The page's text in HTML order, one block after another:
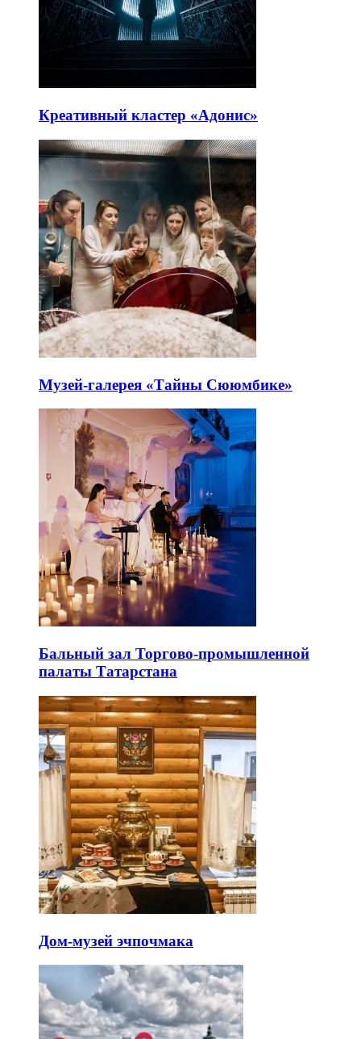
Креативный кластер «Адонис»
Музей-галерея «Тайны Сююмбике»
Бальный зал Торгово-промышленной
палаты Татарстана
Дом-музей эчпочмака